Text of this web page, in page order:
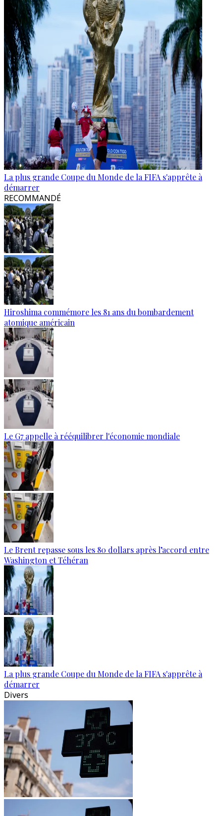
La plus grande Coupe du Monde de la FIFA s'apprête à
démarrer
RECOMMANDÉ
Hiroshima commémore les 81 ans du bombardement
atomique américain
Le G7 appelle à rééquilibrer l'économie mondiale
Le Brent repasse sous les 80 dollars après l’accord entre
Washington et Téhéran
La plus grande Coupe du Monde de la FIFA s'apprête à
démarrer
Divers